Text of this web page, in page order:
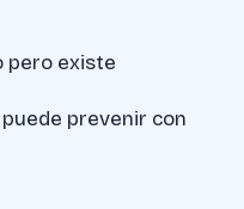
pero existe
prevenir con